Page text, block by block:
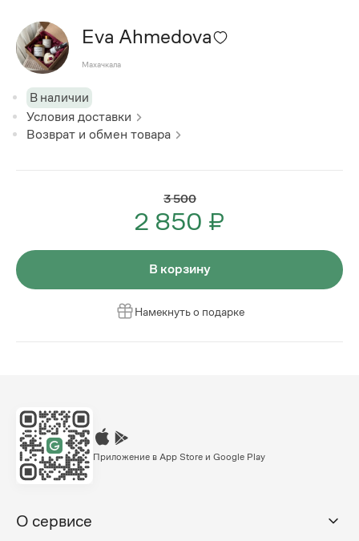
Eva Ahmedova
Махачкала
В наличии
Условия доставки
Возврат и обмен товара
3 500
2 850 ₽
В корзину
Намекнуть о подарке
Приложение в App Store и Google Play
О сервисе